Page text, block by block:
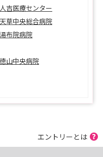
吉医療センター
草中央総合病院
布院病院
山中央病院
エントリーとは